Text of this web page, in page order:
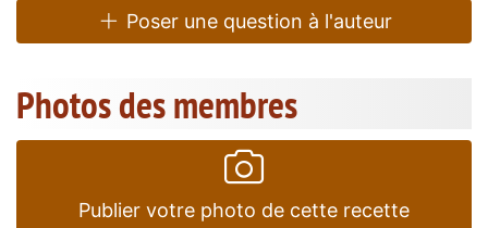
Poser une question à l'auteur
Photos des membres
Publier votre photo de cette recette